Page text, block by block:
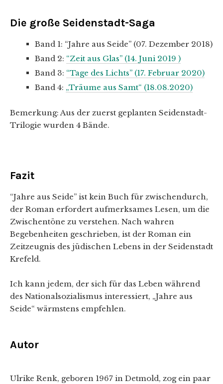
Die große Seidenstadt-Saga
Band 1: “Jahre aus Seide” (07. Dezember 2018)
Band 2: “Zeit aus Glas” (14. Juni 2019 )
Band 3: “Tage des Lichts” (17. Februar 2020)
Band 4: „Träume aus Samt“ (18.08.2020)
Bemerkung: Aus der zuerst geplanten Seidenstadt-
Trilogie wurden 4 Bände.
Fazit
“Jahre aus Seide” ist kein Buch für zwischendurch,
der Roman erfordert aufmerksames Lesen, um die
Zwischentöne zu verstehen. Nach wahren
Begebenheiten geschrieben, ist der Roman ein
Zeitzeugnis des jüdischen Lebens in der Seidenstadt
Krefeld.
Ich kann jedem, der sich für das Leben während
des Nationalsozialismus interessiert, „Jahre aus
Seide“ wärmstens empfehlen.
Autor
Ulrike Renk, geboren 1967 in Detmold, zog ein paar